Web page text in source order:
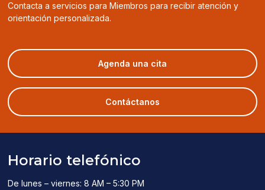
Contacta a servicios para Miembros para recibir atención y
orientación personalizada.
Agenda una cita
in
a
Contáctanos
Horario telefónico
De lunes – viernes: 8 AM – 5:30 PM